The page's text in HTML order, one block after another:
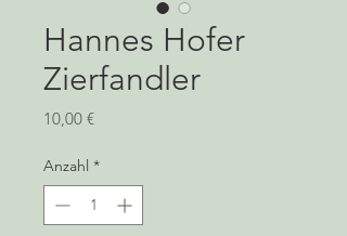
Hannes Hofer
Zierfandler
10,00 €Preis
Anzahl *